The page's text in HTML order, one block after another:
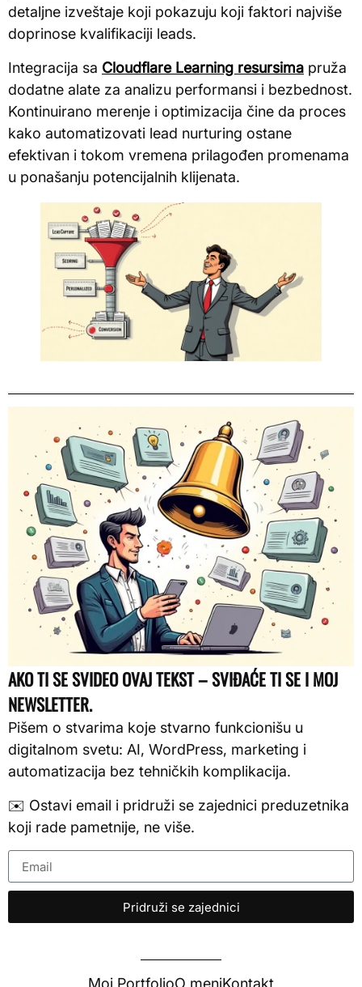
detaljne izveštaje koji pokazuju koji faktori najviše
doprinose kvalifikaciji leads.
Integracija sa Cloudflare Learning resursima pruža
dodatne alate za analizu performansi i bezbednost.
Kontinuirano merenje i optimizacija čine da proces
kako automatizovati lead nurturing ostane
efektivan i tokom vremena prilagođen promenama
u ponašanju potencijalnih klijenata.
AKO TI SE SVIDEO OVAJ TEKST – SVIĐAĆE TI SE I MOJ
NEWSLETTER.
Pišem o stvarima koje stvarno funkcionišu u
digitalnom svetu: AI, WordPress, marketing i
automatizacija bez tehničkih komplikacija.
✉️ Ostavi email i pridruži se zajednici preduzetnika
koji rade pametnije, ne više.
Pridruži se zajednici
Moj PortfolioO meniKontakt